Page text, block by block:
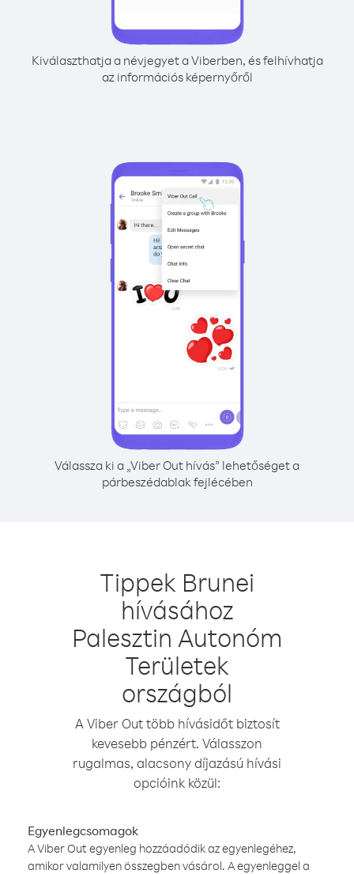
Kiválaszthatja a névjegyet a Viberben, és felhívhatja
az információs képernyőről
Válassza ki a „Viber Out hívás” lehetőséget a
párbeszédablak fejlécében
Tippek Brunei
hívásához
Palesztin Autonóm
Területek
országból
A Viber Out több hívásidőt biztosít
kevesebb pénzért. Válasszon
rugalmas, alacsony díjazású hívási
opcióink közül:
Egyenlegcsomagok
A Viber Out egyenleg hozzáadódik az egyenlegéhez,
amikor valamilyen összegben vásárol. A egyenleggel a